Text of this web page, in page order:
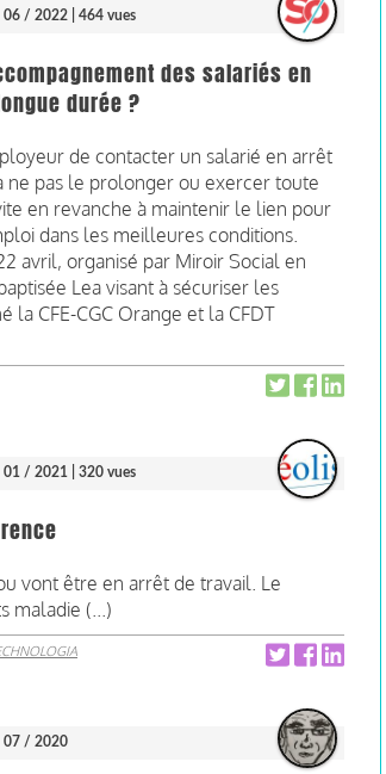
06 / 2022 | 464 vues
des salariés en
durée ?
de contacter un salarié en arrêt
ne pas le prolonger ou exercer toute
en revanche à maintenir le lien pour
dans les meilleures conditions.
avril, organisé par Miroir Social en
Lea visant à sécuriser les
CFE-CGC Orange et la CFDT
01 / 2021 | 320 vues
vont être en arrêt de travail. Le
maladie (...)
07 / 2020